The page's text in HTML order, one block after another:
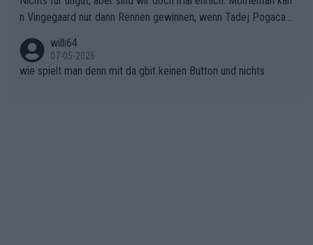
ichtung Nizza. Niewiadoma hat psychologisch Oberwasser, ab
er SD Worx und Vollering müssen jetzt All-In gehen. (gregman
n)
n Vingegaard nur dann Rennen gewinnen, wenn Tadej Pogacar
willi64
07-05-2026
wie spielt man denn mit da gbit keinen Button und nichts